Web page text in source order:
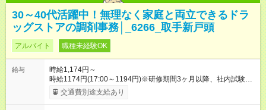
30～40代活躍中！無理なく家庭と両立できるドラ
ッグストアの調剤事務│_6266_取手新戸頭
アルバイト 職種未経験OK
給与
時給1,174円～
時給1174円(17:00～1194円)※研修期間3ヶ月以降、社内試験に
よる更新判定あり 社内試験合格後、時給＋50～100円の昇給あ
り （大学生は＋20円） 試用期間あり：入社日から3ヶ月間／本
交通費別途支給あり